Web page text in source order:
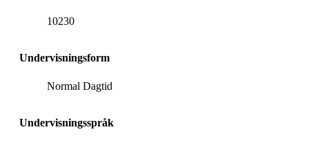
10230
Undervisningsform
Normal Dagtid
Undervisningsspråk